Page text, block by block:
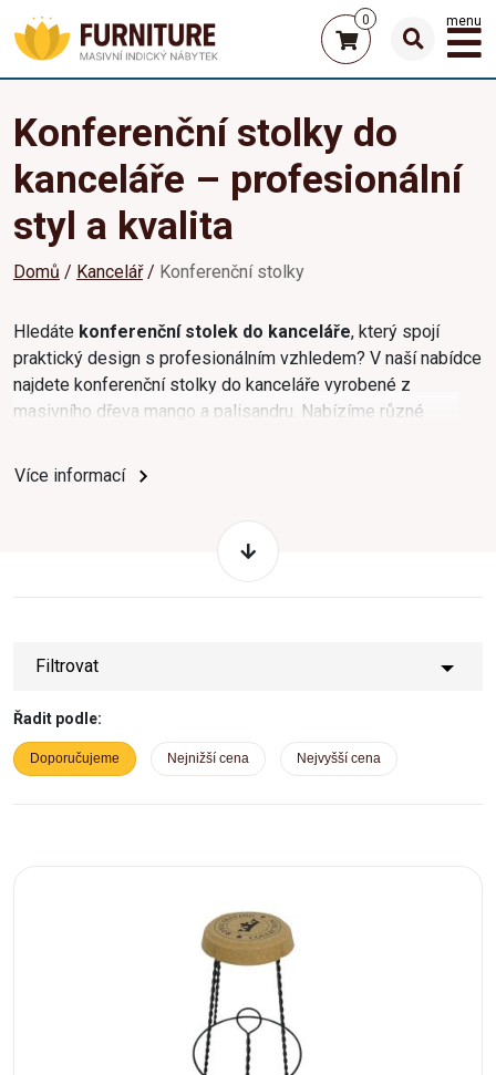
0 menu
Konferenční stolky do
kanceláře – profesionální
styl a kvalita
Domů Kancelář Konferenční stolky
Hledáte konferenční stolek do kanceláře, který spojí
praktický design s profesionálním vzhledem? V naší nabídce
najdete konferenční stolky do kanceláře vyrobené z
masivního dřeva mango a palisandru. Nabízíme různé
pracovních prostor.
Více informací
Filtrovat
Řadit podle:
Doporučujeme Nejnižší cena Nejvyšší cena